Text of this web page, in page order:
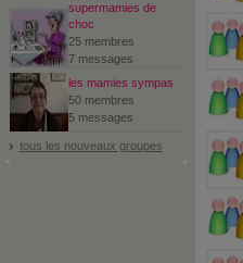
supermamies de
choc
25 membres
7 messages
les mamies sympas
50 membres
5 messages
tous les nouveaux groupes